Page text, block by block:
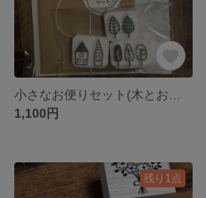
1,100円
残り1点